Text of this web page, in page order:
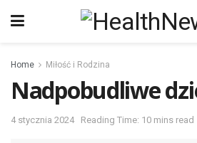
Home Miłość i Rodzina
Nadpobudliwe
4 stycznia 2024 Reading Time: 10 mins read